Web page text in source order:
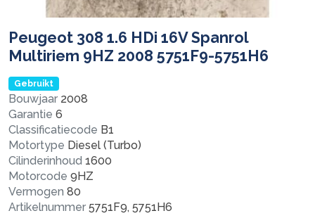
Peugeot 308 1.6 HDi 16V Spanrol
Multiriem 9HZ 2008 5751F9-5751H6
Gebruikt
Bouwjaar 2008
Garantie 6
Classificatiecode B1
Motortype Diesel (Turbo)
Cilinderinhoud 1600
Motorcode 9HZ
Vermogen 80
Artikelnummer 5751F9, 5751H6